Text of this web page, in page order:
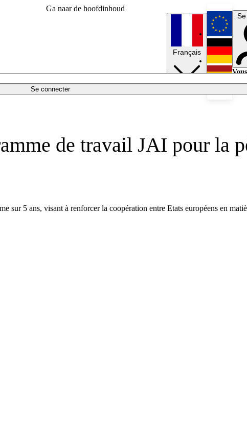
Ga naar de hoofdinhoud
Se connecter
Français
de travail JAI pour la
sur 5 ans, visant à renforcer la coopération entre Etats européens en